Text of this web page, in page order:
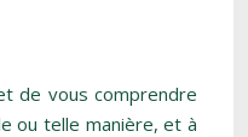
de vous comprendre
ou telle manière, et à